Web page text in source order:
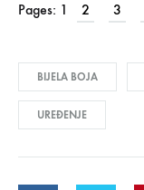
Pages: 1 2 3
BIJELA BOJA
UREĐENJE